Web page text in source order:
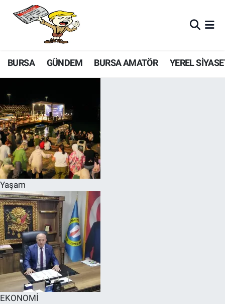
BURSA GÜNDEM BURSA AMATÖR YEREL
Yaşam
EKONOMİ